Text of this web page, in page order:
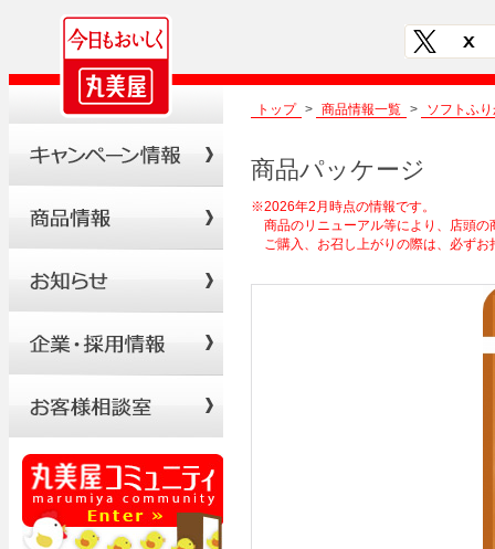
トップ > 商品情報一覧 > ソフトふ
商品パッケージ
※2026年2月時点の情報です。
商品のリニューアル等により、店頭の
ご購入、お召し上がりの際は、必ずお